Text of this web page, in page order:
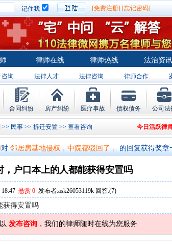
记住我 [免费注册] [忘记密码]
律师在线 律师热线 法治资讯
咨询 法律人才 法律咨询 律师合作
合同纠纷 房产纠纷 医疗事故 债权债务 公司法
>> 民事 >> 拆迁安置 >> 查看咨询 今日活跃律
对将满19周岁，偷了一部苹果手机，的回复获得奖章
对邻居房基地侵权，中院都驳回了，的回复获得奖章
对在保定上班两年了，一直没有签订的回复获得奖章
对 你好，我2016年离的婚有一个女儿的回复获得奖章
对房产交易问题的回复获得奖章一枚
对 我是男方，离婚了，孩子一岁半跟
对 夫妻共同财产假如妻子转移了咋办的回复获得奖章
，户口本上的人都能获得安置吗
悬赏 0发布者:ask26053119k 回答:(7)
获得安置吗
发布咨询 ，我们的律师随时在线为您服务